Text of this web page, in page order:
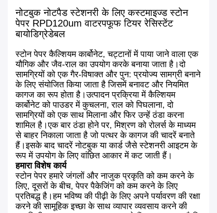
नोटबुक नोटपैड स्टेशनरी के लिए कस्टमाइज्ड स्टोन
पेपर RPD120um वाटरपफूफ टियर रेसिस्टेंट
बायोडिग्रेडेबल
स्टोन पेपर कैल्शियम कार्बोनेट, चट्टानों में पाया जाने वाला एक
यौगिक और जैव-राल का उपयोग करके बनाया जाता है।दो
सामग्रियों को एक गैर-विषाक्त और पुन: प्रयोज्य सामग्री बनाने
के लिए संयोजित किया जाता है जिसमें बनावट और नियमित
कागज का रूप होता है।उत्पादन प्रक्रिया में कैल्शियम
कार्बोनेट को पाउडर में कुचलना, राल को पिघलाना, दो
सामग्रियों को एक साथ मिलाना और फिर उन्हें ठंडा करना
शामिल है।एक बार ठंडा होने पर, मिश्रण को रोलर्स के माध्यम
से बाहर निकाला जाता है जो पत्थर के कागज की चादरें बनाते
हैं।इसके बाद चादरें नोटबुक या कार्ड जैसे स्टेशनरी आइटम के
रूप में उपयोग के लिए वांछित आकार में कट जाती हैं।
हमारा विशेष कार्य
स्टोन पेपर हमारे जंगलों और नाजुक प्रकृति को कम करने के
लिए, दूसरों के बीच, पेपर पैकेजिंग को कम करने के लिए
प्रतिबद्ध है।हम भविष्य की पीढ़ी के लिए अपने पर्यावरण की रक्षा
करने की सामूहिक इच्छा के साथ व्यापार व्यवसाय करने की